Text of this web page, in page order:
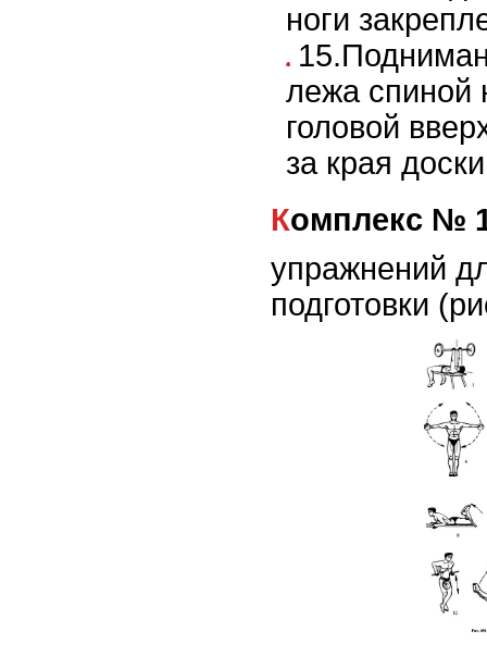
ноги
лежа спиной
головой
за края
Комплекс №
упражнений
подготовки